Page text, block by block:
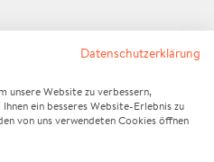
anzeigenDatenschutzerklärung
unsere Website zu verbessern,
ein besseres Website-Erlebnis zu
von uns verwendeten Cookies öffnen